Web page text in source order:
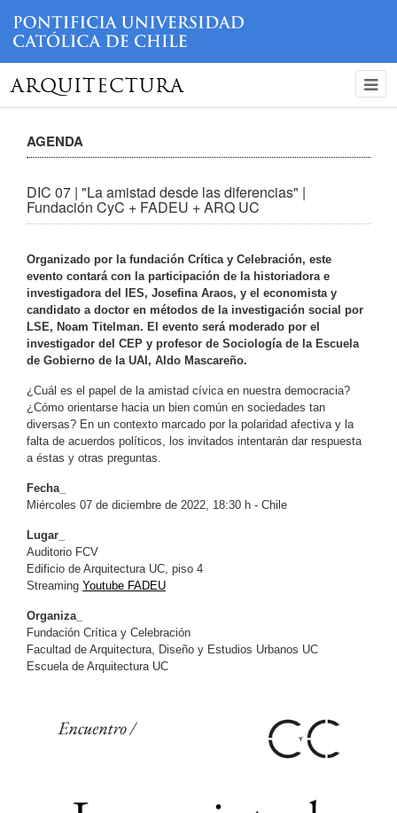
ARQUITECTURA
AGENDA
DIC 07 | "La amistad desde las diferencias" |
Fundación CyC + FADEU + ARQ UC
Organizado por la fundación Crítica y Celebración, este
evento contará con la participación de la historiadora e
investigadora del IES, Josefina Araos, y el economista y
candidato a doctor en métodos de la investigación social por
LSE, Noam Titelman. El evento será moderado por el
investigador del CEP y profesor de Sociología de la Escuela
de Gobierno de la UAI, Aldo Mascareño.
¿Cuál es el papel de la amistad cívica en nuestra democracia?
¿Cómo orientarse hacia un bien común en sociedades tan
diversas? En un contexto marcado por la polaridad afectiva y la
falta de acuerdos políticos, los invitados intentarán dar respuesta
a éstas y otras preguntas.
Fecha_
Miércoles 07 de diciembre de 2022, 18:30 h - Chile
Lugar_
Auditorio FCV
Edificio de Arquitectura UC, piso 4
Streaming Youtube FADEU
Organiza_
Fundación Crítica y Celebración
Facultad de Arquitectura, Diseño y Estudios Urbanos UC
Escuela de Arquitectura UC